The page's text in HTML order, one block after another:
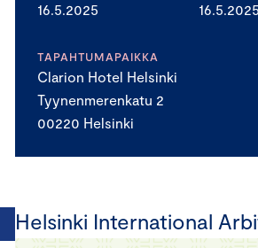
16.5.2025 16.5.2025
TAPAHTUMAPAIKKA
Clarion Hotel Helsinki
Tyynenmerenkatu 2
00220 Helsinki
Helsinki International